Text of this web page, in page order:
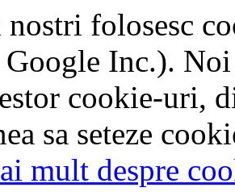
nostri folosesc
Inc.).
cookie-uri,
sa seteze
mult despre